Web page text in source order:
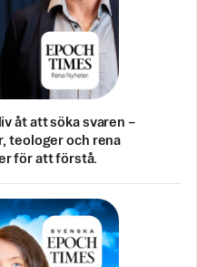
åt att söka svaren –
teologer och rena
för att förstå.